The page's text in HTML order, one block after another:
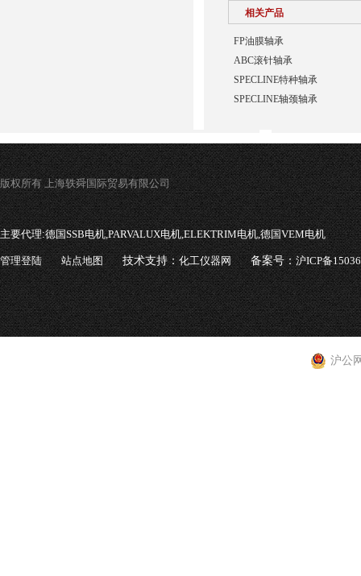
相关产品
FP油膜轴承
ABC滚针轴承
SPECLINE特种轴承
SPECLINE轴颈轴承
版权所有 上海轶舜国际贸易有限公司
主要代理:德国SSB电机,PARVALUX电机,ELEKTRIM电机,德国VEM电机
管理登陆 站点地图 技术支持：化工仪器网 备案号：沪ICP备
沪公